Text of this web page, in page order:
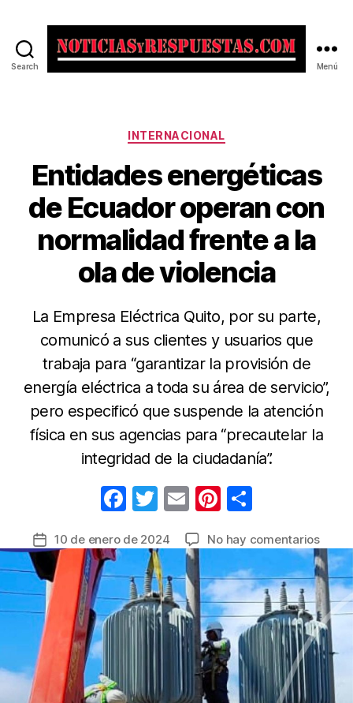
Search Menú
Categorías
INTERNACIONAL
Entidades energéticas
de Ecuador operan con
normalidad frente a la
ola de violencia
La Empresa Eléctrica Quito, por su parte,
comunicó a sus clientes y usuarios que
trabaja para “garantizar la provisión de
energía eléctrica a toda su área de servicio”,
pero especificó que suspende la atención
física en sus agencias para “precautelar la
integridad de la ciudadanía”.
F
c
e
b
o
o
k
T
itt
er
E
ail
Pi
er
e
st
m
p
ar
tir
Fecha
de
la
entrada
10 de enero de 2024 No hay comentariosen
de
con
frente
a